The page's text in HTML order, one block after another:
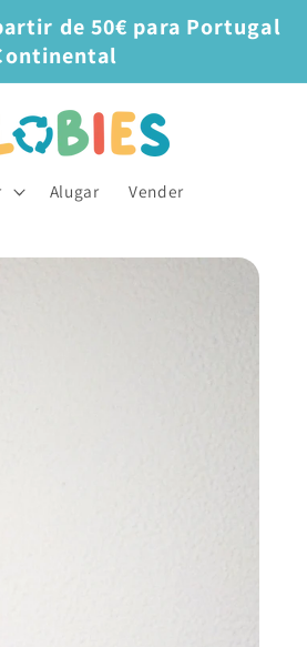
de 50€ para Portugal
Alugar Vender